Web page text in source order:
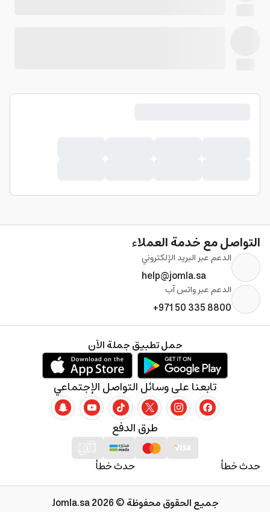
التواصل مع خدمة العملاء
الدعم عبر البريد الإلكتروني
help@jomla.sa
الدعم عبر واتس آب
+971 50 335 8800
حدث خطأ حدث خطأ
طرق الدفع
تابعنا على وسائل التواصل الإجتماعي
حمل تطبيق جملة الآن
جميع الحقوق محفوظة © 2026 Jomla.sa